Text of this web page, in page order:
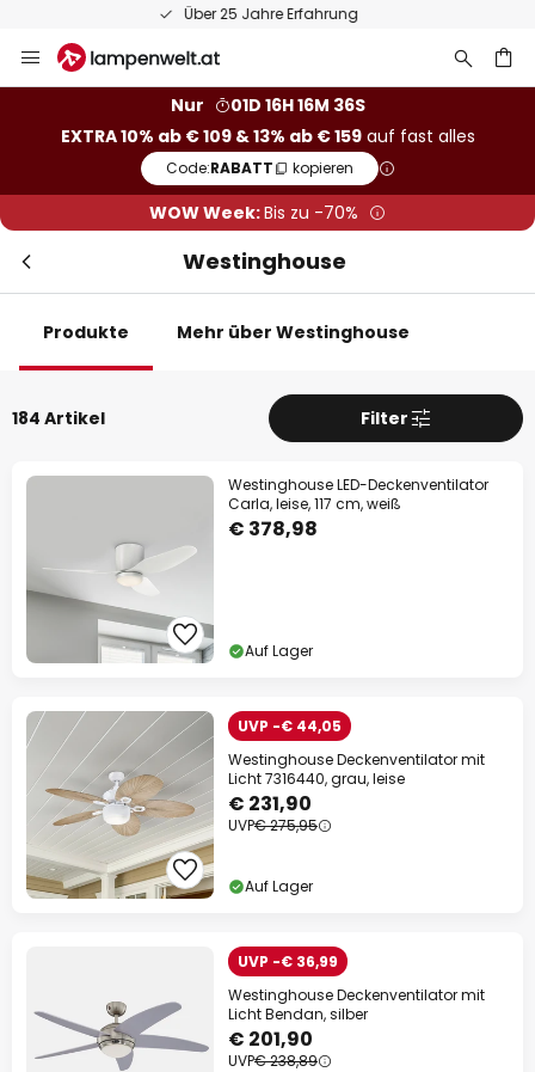
50 Tage Retoure
Inhalt
Nur
01D 16H 16M 35S
EXTRA 10% ab € 109 & 13% ab € 159auf fast alles
Code:RABATT kopieren
WOW Week:Bis zu -70%
Westinghouse
Produkte Mehr über Westinghouse
184 Artikel Filter
Westinghouse LED-Deckenventilator
Carla, leise, 117 cm, weiß
€ 378,98
Auf Lager
UVP -€ 44,05
Westinghouse Deckenventilator mit
Licht 7316440, grau, leise
€ 231,90
UVP€ 275,95
Auf Lager
UVP -€ 36,99
Westinghouse Deckenventilator mit
Licht Bendan, silber
€ 201,90
UVP€ 238,89
Extra-Rabatt
13% Rabattab € 159
auf fast alles*
RABATT kopieren
*Ausgenommene Hersteller